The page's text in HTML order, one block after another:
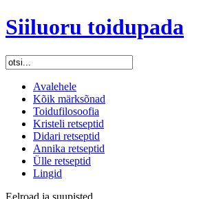
Siiluoru toidupada
Avalehele
Kõik märksõnad
Toidufilosoofia
Kristeli retseptid
Didari retseptid
Annika retseptid
Ülle retseptid
Lingid
Eelroad ja suupisted